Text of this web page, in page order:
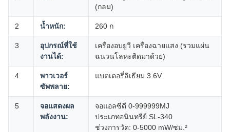
(กลม)
2 น้ำหนัก: 260 ก
3
อุปกรณ์ที่ใช้
งานได้:
เครื่องอบยูวี เครื่องฉายแสง (รวมแผ่น
ฉนวนโลหะติดมาด้วย)
4
พาวเวอร์
ซัพพลาย:
แบตเตอรี่ลิเธียม 3.6V
5
จอแสดงผล
พลังงาน:
จอแอลซีดี 0-999999MJ
ประเภทอนินทรีย์ SL-340
ช่วงการวัด: 0-5000 mW/ซม.²